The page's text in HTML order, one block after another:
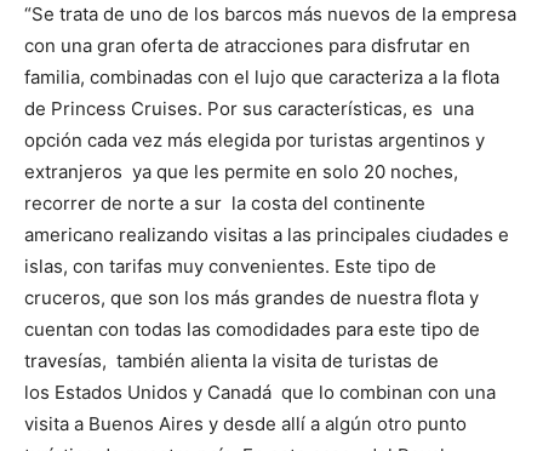
“Se trata de uno de los barcos más nuevos de la empresa
con una gran oferta de atracciones para disfrutar en
familia, combinadas con el lujo que caracteriza a la flota
de Princess Cruises. Por sus características, es una
opción cada vez más elegida por turistas argentinos y
extranjeros ya que les permite en solo 20 noches,
recorrer de norte a sur la costa del continente
americano realizando visitas a las principales ciudades e
islas, con tarifas muy convenientes. Este tipo de
cruceros, que son los más grandes de nuestra flota y
cuentan con todas las comodidades para este tipo de
travesías, también alienta la visita de turistas de
los Estados Unidos y Canadá que lo combinan con una
visita a Buenos Aires y desde allí a algún otro punto